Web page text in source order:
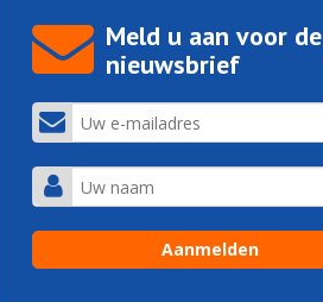
Meld u aan voor de
nieuwsbrief